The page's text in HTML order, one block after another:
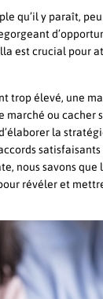
qu’il y paraît,
est crucial pour
trop élevé, une
ou cacher
la
nous savons que
révéler et